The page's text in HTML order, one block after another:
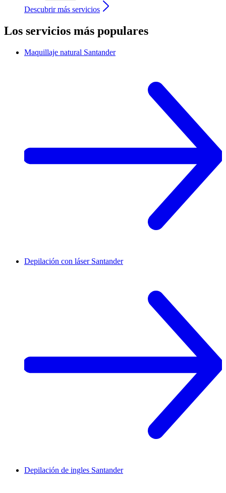
Descubrir más servicios
Los servicios más populares
Maquillaje natural Santander
Depilación con láser Santander
Depilación de ingles Santander